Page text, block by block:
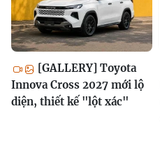
[GALLERY] Toyota
Innova Cross 2027 mới lộ
diện, thiết kế "lột xác"